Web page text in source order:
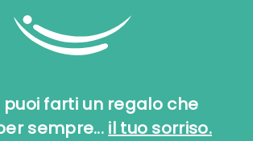
puoi farti un regalo che
sempre... il tuo sorriso.